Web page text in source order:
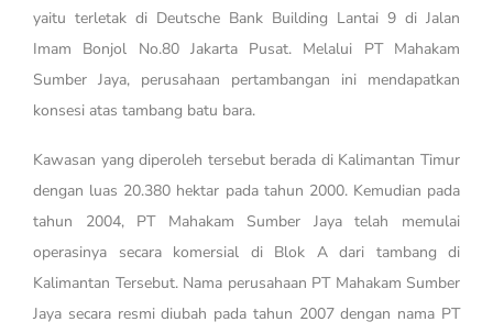
yaitu terletak di Deutsche Bank Building Lantai 9 di Jalan
Imam Bonjol No.80 Jakarta Pusat. Melalui PT Mahakam
Sumber Jaya, perusahaan pertambangan ini mendapatkan
konsesi atas tambang batu bara.
Kawasan yang diperoleh tersebut berada di Kalimantan Timur
dengan luas 20.380 hektar pada tahun 2000. Kemudian pada
tahun 2004, PT Mahakam Sumber Jaya telah memulai
operasinya secara komersial di Blok A dari tambang di
Kalimantan Tersebut. Nama perusahaan PT Mahakam Sumber
Jaya secara resmi diubah pada tahun 2007 dengan nama PT